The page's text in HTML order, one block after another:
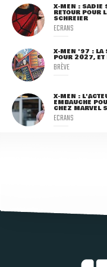
X-MEN : SADIE
RETOUR POUR
SCHREIER
ECRANS
X-MEN '97 : LA
POUR 2027, ET
BRÈVE
X-MEN :
EMBAUCHÉ
CHEZ MARVEL
ECRANS